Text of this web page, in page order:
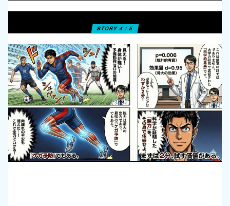
STORY 4 / 5